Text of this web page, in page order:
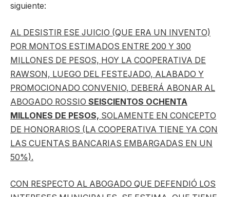
siguiente:
AL DESISTIR ESE JUICIO (QUE ERA UN INVENTO)
POR MONTOS ESTIMADOS ENTRE 200 Y 300
MILLONES DE PESOS, HOY LA COOPERATIVA DE
RAWSON, LUEGO DEL FESTEJADO, ALABADO Y
PROMOCIONADO CONVENIO, DEBERÁ ABONAR AL
ABOGADO ROSSIO SEISCIENTOS OCHENTA
MILLONES DE PESOS, SOLAMENTE EN CONCEPTO
DE HONORARIOS (LA COOPERATIVA TIENE YA CON
LAS CUENTAS BANCARIAS EMBARGADAS EN UN
50%).
CON RESPECTO AL ABOGADO QUE DEFENDIÓ LOS